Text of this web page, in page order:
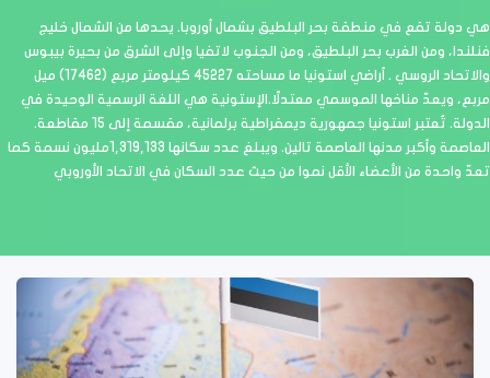
هي دولة تقع في منطقة بحر البلطيق بشمال أوروبا. يحدها من الشمال خليج
فنلندا، ومن الغرب بحر البلطيق، ومن الجنوب لاتفيا وإلى الشرق من بحيرة بيبوس
والاتحاد الروسي . أراضي استونيا ما مساحته 45227 كيلومتر مربع (17462) ميل
مربع، ويعدّ مناخها الموسمي معتدلًا.الإستونية هي اللغة الرسمية الوحيدة في
الدولة. تٌعتبر استونيا جمهورية ديمقراطية برلمانية، مقسمة إلى 15 مقاطعة.
العاصمة وأكبر مدنها العاصمة تالين. ويبلغ عدد سكانها 1,319,133مليون نسمة كما
تعدّ واحدة من الأعضاء الأقل نموا من حيث عدد السكان في الاتحاد الأوروبي